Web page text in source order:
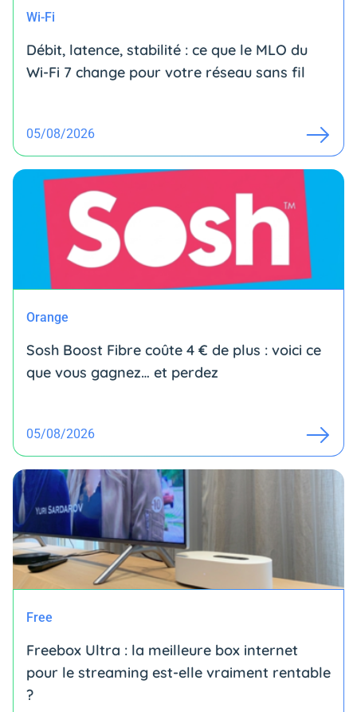
Wi-Fi
Débit, latence, stabilité : ce que le MLO du
Wi-Fi 7 change pour votre réseau sans fil
05/08/2026
Orange
Sosh Boost Fibre coûte 4 € de plus : voici ce
que vous gagnez… et perdez
05/08/2026
Free
Freebox Ultra : la meilleure box internet
pour le streaming est-elle vraiment rentable
?